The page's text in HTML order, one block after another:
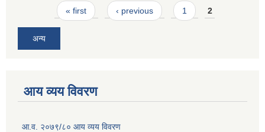
Pages« first ‹ previous 1 2
अन्य
आय व्यय विवरण
आ.व. २०७९/८० आय व्यय विवरण